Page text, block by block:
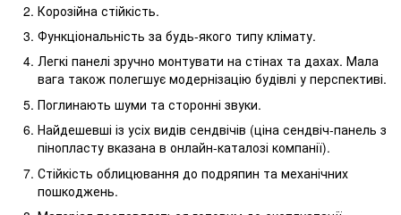
Корозійна стійкість.
Функціональність за будь-якого типу клімату.
Легкі панелі зручно монтувати на стінах та дахах. Мала
вага також полегшує модернізацію будівлі у перспективі.
Поглинають шуми та сторонні звуки.
Найдешевші із усіх видів сендвічів (ціна сендвіч-панель з
пінопласту вказана в онлайн-каталозі компанії).
Стійкість облицювання до подряпин та механічних
пошкоджень.